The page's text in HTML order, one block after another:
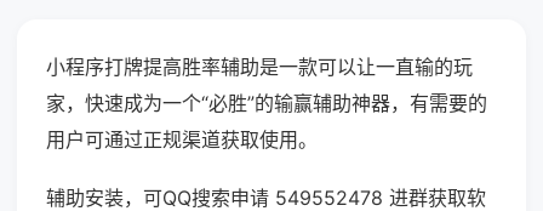
小程序打牌提高胜率辅助是一款可以让一直输的玩
家，快速成为一个“必胜”的输赢辅助神器，有需要的
用户可通过正规渠道获取使用。
辅助安装，可QQ搜索申请 549552478 进群获取软